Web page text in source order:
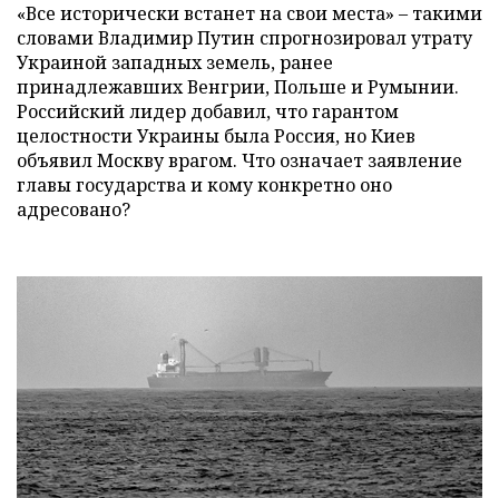
«Все исторически встанет на свои места» – такими
словами Владимир Путин спрогнозировал утрату
Украиной западных земель, ранее
принадлежавших Венгрии, Польше и Румынии.
Российский лидер добавил, что гарантом
целостности Украины была Россия, но Киев
объявил Москву врагом. Что означает заявление
главы государства и кому конкретно оно
адресовано?